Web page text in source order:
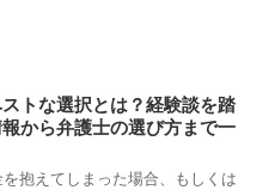
トな選択とは？経験談を踏
から弁護士の選び方まで一
抱えてしまった場合、もしくは